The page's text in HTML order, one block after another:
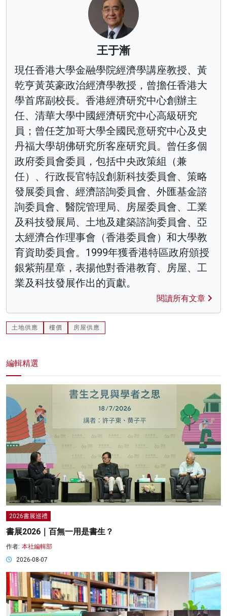
王于漸
現任香港大學金融學院經濟學講座教授、黃
乾亨黃英豪政治經濟學教授，曾擔任香港大
學首席副校長。香港經濟研究中心創辦主
任、清華大學中國經濟研究中心高級研究
員；曾任芝加哥大學全國民意研究中心及史
丹福大學胡佛研究所客座研究員。曾任多個
政府委員會委員，包括中央政策組（兼
任）、行政長官特設創新科技委員會、策略
發展委員會、經濟諮詢委員會、外匯基金諮
詢委員會、醫院管理局、房屋委員會、工業
及科技發展局、土地及建築諮詢委員會、亞
太經濟合作理事會（香港委員會）和大學教
育資助委員會。1999年獲香港特區政府頒授
銀紫荊星章，表揚他對香港教育、房屋、工
業及科技發展作出的貢獻。
閱讀所有文章
土地供應 樓價 房屋供應
編輯精選
2026書展巡禮
書展2026｜百無一用是書生？
作者: 本社編輯部
2026-08-07